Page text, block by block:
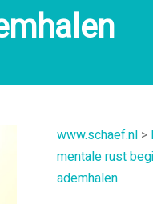
www.schaef.nl >
mentale rust
ademhalen